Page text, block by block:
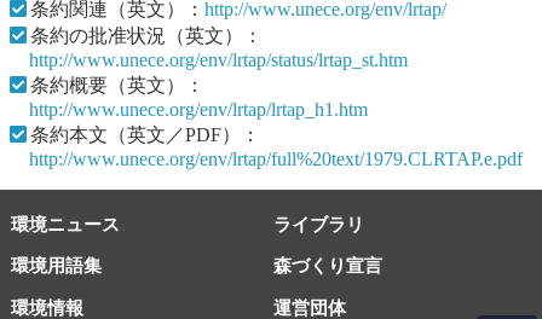
条約関連（英文）：http://www.unece.org/env/lrtap/
条約の批准状況（英文）：
http://www.unece.org/env/lrtap/status/lrtap_st.htm
条約概要（英文）：
http://www.unece.org/env/lrtap/lrtap_h1.htm
条約本文（英文／PDF）：
http://www.unece.org/env/lrtap/full%20text/1979.CLRTAP.e.pdf
環境ニュース ライブラリ
環境用語集 森づくり宣言
環境情報 運営団体